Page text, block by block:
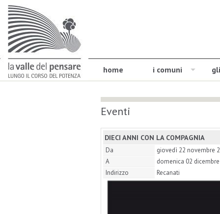
home i comuni
Eventi
DIECI ANNI CON LA COMPAGNIA
Da
giovedì 22 novembre
A
domenica 02
Indirizzo
Recanati